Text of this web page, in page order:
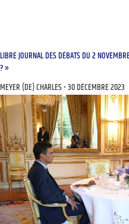
LIBRE JOURNAL DES DÉBATS DU 2
? »
MEYER (DE) CHARLES 30 DÉCEMBRE 2023